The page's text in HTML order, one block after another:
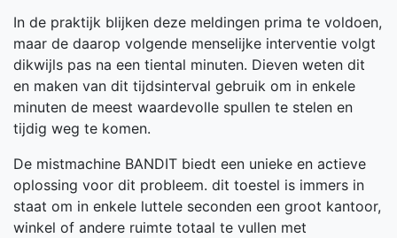
In de praktijk blijken deze meldingen prima te voldoen,
maar de daarop volgende menselijke interventie volgt
dikwijls pas na een tiental minuten. Dieven weten dit
en maken van dit tijdsinterval gebruik om in enkele
minuten de meest waardevolle spullen te stelen en
tijdig weg te komen.
De mistmachine BANDIT biedt een unieke en actieve
oplossing voor dit probleem. dit toestel is immers in
staat om in enkele luttele seconden een groot kantoor,
winkel of andere ruimte totaal te vullen met